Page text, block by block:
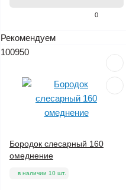
0
Рекомендуем
100950
Бородок слесарный 160
омеднение
в наличии 10 шт.